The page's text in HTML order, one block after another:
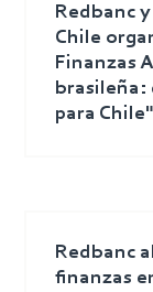
Redbanc
Chile
Finanzas
brasileña:
para Chile"
Redbanc
finanzas